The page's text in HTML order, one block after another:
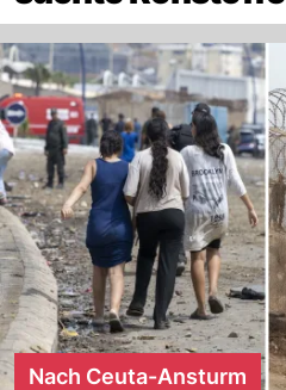
Nach Ceuta-Ansturm